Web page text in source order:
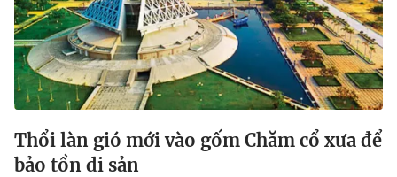
Thổi làn gió mới vào gốm Chăm cổ xưa để
bảo tồn di sản